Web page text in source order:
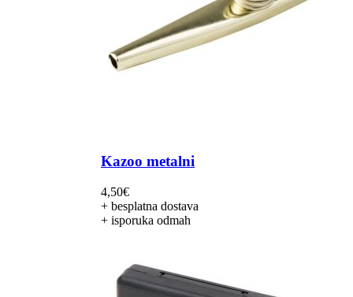
Kazoo metalni
4,50€
+ besplatna dostava
+ isporuka odmah